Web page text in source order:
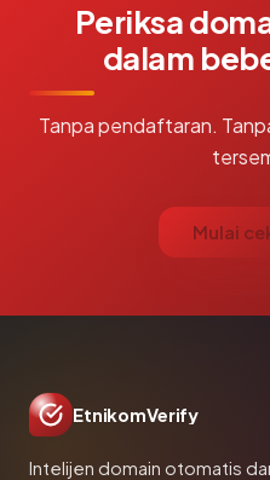
Periksa
dalam
Tanpa pendaftaran.
Mulai
EtnikomVerify
Intelijen domain otomatis